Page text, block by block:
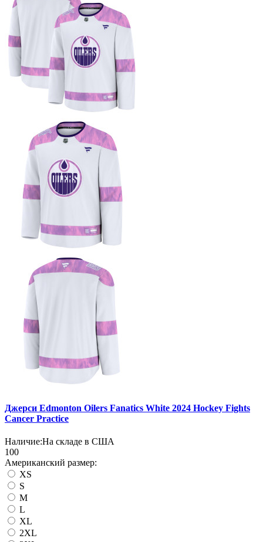
Джерси Edmonton Oilers Fanatics White 2024 Hockey Fights
Cancer Practice
Наличие:На складе в США
100
Американский размер:
XS
S
M
L
XL
2XL